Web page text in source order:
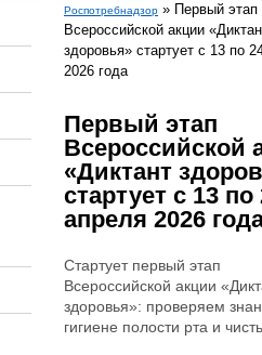
Вы здесь
Роспотребнадзор » Первый этап
Всероссийской акции
здоровья» стартует с 13 по
2026 года
Первый этап
Всероссийской
«Диктант
стартует с 13 по
апреля 2026
Стартует первый этап
Всероссийской акции
здоровья»: проверяем
гигиене полости рта и